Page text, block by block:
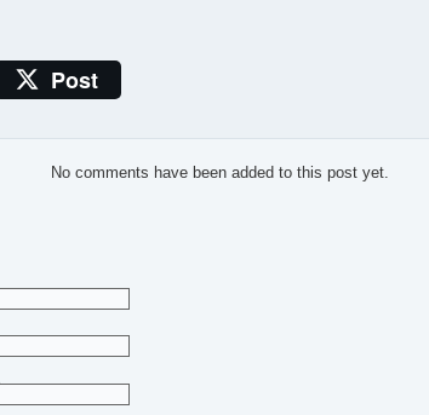
Post
No comments have been added to this post yet.